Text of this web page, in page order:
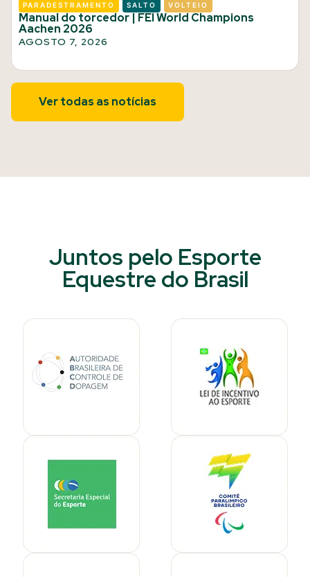
PARADESTRAMENTO SALTO VOLTEIO
Manual do torcedor | FEI World Champions
Aachen 2026
AGOSTO 7, 2026
Ver todas as notícias
Juntos pelo Esporte
Equestre do Brasil​